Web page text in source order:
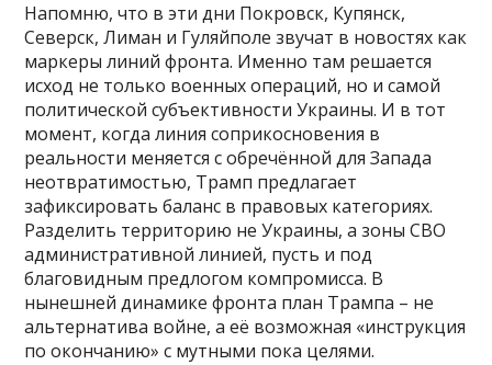
Напомню, что в эти дни Покровск, Купянск,
Северск, Лиман и Гуляйполе звучат в новостях как
маркеры линий фронта. Именно там решается
исход не только военных операций, но и самой
политической субъективности Украины. И в тот
момент, когда линия соприкосновения в
реальности меняется с обречённой для Запада
неотвратимостью, Трамп предлагает
зафиксировать баланс в правовых категориях.
Разделить территорию не Украины, а зоны СВО
административной линией, пусть и под
благовидным предлогом компромисса. В
нынешней динамике фронта план Трампа – не
альтернатива войне, а её возможная «инструкция
по окончанию» с мутными пока целями.